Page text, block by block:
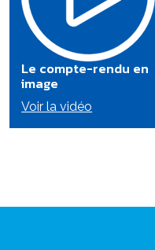
Le compte-rendu en
image
Voir la vidéo